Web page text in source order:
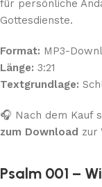
für persönliche
Gottesdienste.
Format: MP3-
Länge: 3:21
Textgrundlage:
🎧 Nach dem Kauf
zum Download zur
Psalm 001 –